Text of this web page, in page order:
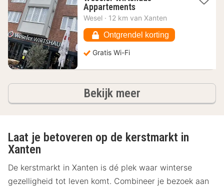
Appartements1
nacht
128,26
€
Wesel · 12 km van Xanten
Ontgrendel korting
Gratis Wi-Fi
Bekijk meerhotels
Laat je betoveren op de kerstmarkt in
Xanten
De kerstmarkt in Xanten is dé plek waar winterse
gezelligheid tot leven komt. Combineer je bezoek aan